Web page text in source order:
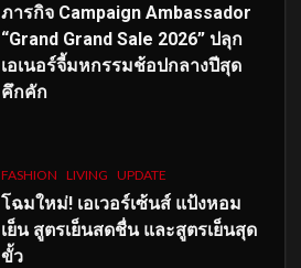
ภารกิจ Campaign Ambassador
“Grand Grand Sale 2026” ปลุก
เอเนอร์จี้มหกรรมช้อปกลางปีสุด
คึกคัก
FASHION LIVING UPDATE
โฉมใหม่! เอเวอร์เซ้นส์ แป้งหอม
เย็น สูตรเย็นสดชื่น และสูตรเย็นสุด
ขั้ว